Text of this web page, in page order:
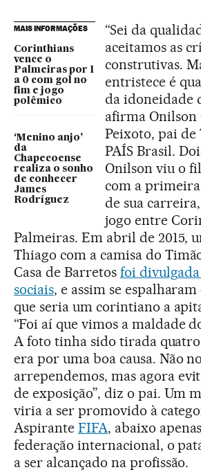
MAIS INFORMAÇÕES
Corinthians
vence o
Palmeiras por 1
a 0 com gol no
fim e jogo
polêmico
‘Menino anjo’
da
Chapecoense
realiza o sonho
de conhecer
James
Rodríguez
“Sei da
aceitamos as
construtivas.
entristece é
da idoneidade
afirma Onilson
Peixoto, pai de
PAÍS Brasil.
Onilson viu o
com a
de sua
jogo entre
Palmeiras. Em abril de 2015,
Thiago com a camisa do
Casa de Barretos foi
sociais, e assim se
que seria um corintiano a
“Foi aí que vimos a maldade
A foto tinha sido tirada quatro
era por uma boa causa. Não
arrependemos, mas agora
de exposição”, diz o pai. Um
viria a ser promovido à
Aspirante FIFA, abaixo
federação internacional, o
a ser alcançado na profissão.